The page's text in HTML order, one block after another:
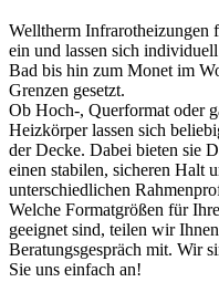
Welltherm Infrarotheizungen
ein und lassen sich
Bad bis hin zum Monet im
Grenzen gesetzt.
Ob Hoch-, Querformat oder
Heizkörper lassen sich
der Decke. Dabei bieten sie
einen stabilen, sicheren Halt
unterschiedlichen
Welche Formatgrößen für
geeignet sind, teilen wir
Beratungsgespräch mit. Wir
Sie uns einfach an!